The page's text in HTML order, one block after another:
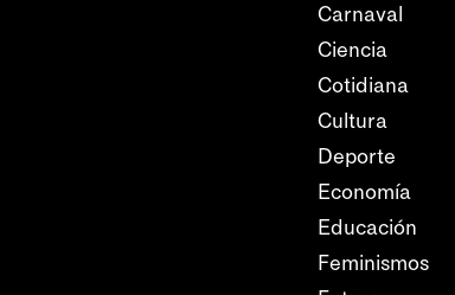
Carnaval
Ciencia
Cotidiana
Cultura
Deporte
Economía
Educación
Feminismos